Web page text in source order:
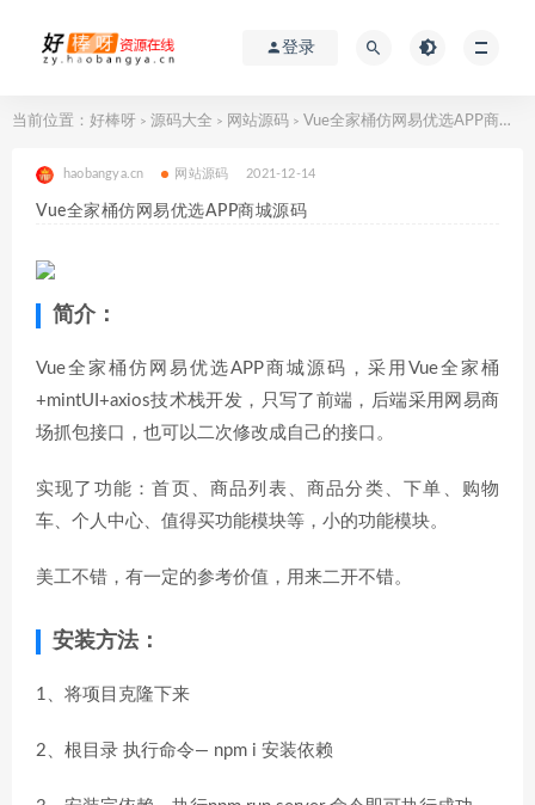
登录
当前位置： 好棒呀 > 源码大全 > 网站源码 > Vue全家桶仿网易优选APP商城源码
haobangya.cn 网站源码 2021-12-14
Vue全家桶仿网易优选APP商城源码
简介：
Vue全家桶仿网易优选APP商城源码，采用Vue全家桶
+mintUI+axios技术栈开发，只写了前端，后端采用网易商
场抓包接口，也可以二次修改成自己的接口。
实现了功能：首页、商品列表、商品分类、下单、购物
车、个人中心、值得买功能模块等，小的功能模块。
美工不错，有一定的参考价值，用来二开不错。
安装方法：
1、将项目克隆下来
2、根目录 执行命令— npm i 安装依赖